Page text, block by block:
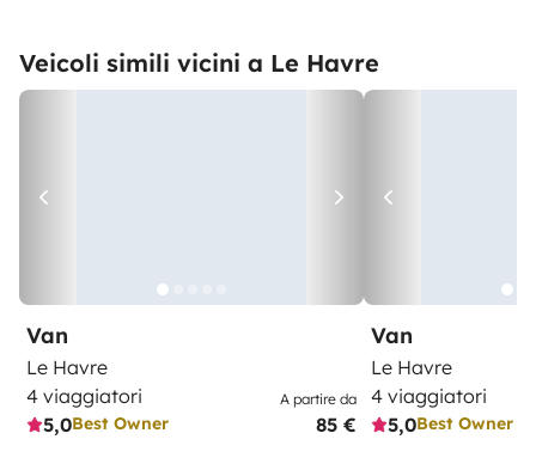
Veicoli simili vicini a Le Havre
Van
Le Havre
4 viaggiatori
5,0Best Owner
A partire da
85 €
Van
Le Havre
4 viaggiatori
5,0Best Owner